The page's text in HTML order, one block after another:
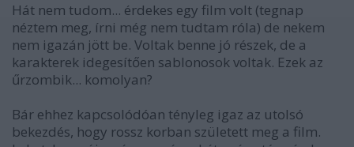
Hát nem tudom... érdekes egy film volt (tegnap
néztem meg, írni még nem tudtam róla) de nekem
nem igazán jött be. Voltak benne jó részek, de a
karakterek idegesítően sablonosok voltak. Ezek az
űrzombik... komolyan?
Bár ehhez kapcsolódóan tényleg igaz az utolsó
bekezdés, hogy rossz korban született meg a film.